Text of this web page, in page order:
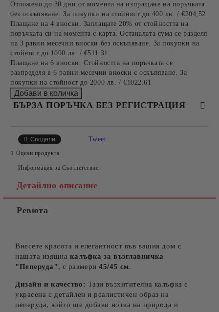
Отложено до 30 дни от момента на изпращане на поръчката
без оскъпяване. За покупки на стойност до 400 лв. / €204,52
Плащане на 4 вноски. Заплащате 20% от стойността на
поръчката си на момента с карта. Останалата сума се разделя
на 3 равни месечни вноски без оскъпяване. За покупки на
стойност до 1000 лв. / €511.31
Плащане на 6 вноски. Стойността на поръчката се
разпределя в 6 равни месечни вноски с оскъпяване. За
покупки на стойност до 2000 лв. / €1022.61
БЪРЗА ПОРЪЧКА БЕЗ РЕГИСТРАЦИЯ
Сподели Tweet
Оцени продукта
Информация за Съответствие
Детайлно описание
Ревюта
Внесете красота и елегантност във вашия дом с
нашата изящна калъфка за възглавничка
"Пеперуда", с размери45/45 см.
Дизайн и качество: Тази възхитителна калъфка е
украсена с детайлен и реалистичен образ на
пеперуда, който ще добави нотка на природа и